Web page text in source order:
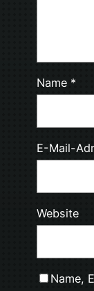
Name *
E-Mail-
Website
Name,